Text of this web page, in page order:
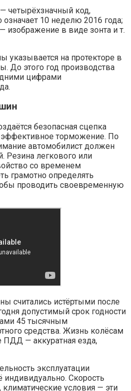
четырёхзначный код,
означает 10 неделю 2016 года;
изображение в виде зонта и т.
указывается на протекторе в
До этого год производства
цифрами
безопасная сцепка
торможение. По
автомобилист должен
Резина легкового или
со временем
грамотно определять
проводить своевременную
считались истёртыми после
допустимый срок годности
45 тысячным
средства. Жизнь колёсам
ПДД — аккуратная езда,
эксплуатации
индивидуально. Скорость
условия — эти